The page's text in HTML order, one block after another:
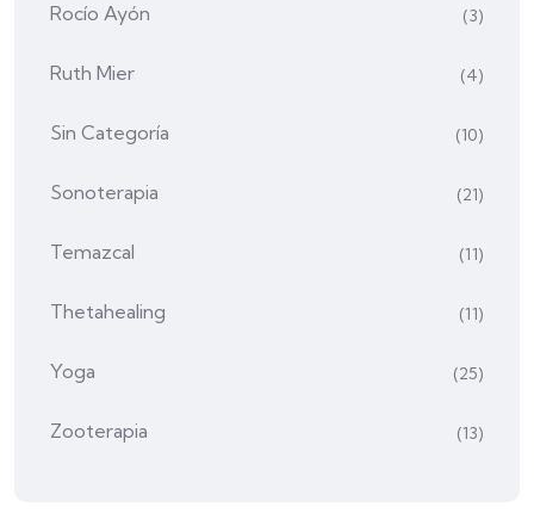
Rocío Ayón (3)
Ruth Mier (4)
Sin Categoría (10)
Sonoterapia (21)
Temazcal (11)
Thetahealing (11)
Yoga (25)
Zooterapia (13)